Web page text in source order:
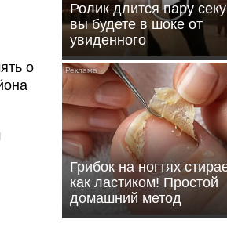
о
Ролик длится пару
вы будете в шоке от
увиденного
Грибок на ногтях
как ластиком! Простой
домашний метод